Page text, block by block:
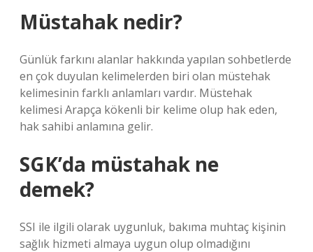
Müstahak nedir?
Günlük farkını alanlar hakkında yapılan sohbetlerde
en çok duyulan kelimelerden biri olan müstehak
kelimesinin farklı anlamları vardır. Müstehak
kelimesi Arapça kökenli bir kelime olup hak eden,
hak sahibi anlamına gelir.
SGK’da müstahak ne
demek?
SSI ile ilgili olarak uygunluk, bakıma muhtaç kişinin
sağlık hizmeti almaya uygun olup olmadığını